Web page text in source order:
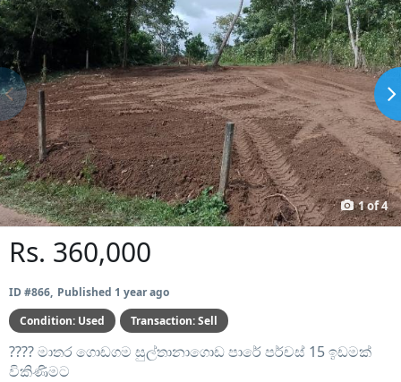
Prev Next
1of4
Rs. 360,000
ID #866 Published 1 year ago
Condition: Used Transaction:Sell
????️ මාතර ගොඩගම සුල්තානාගොඩ පාරේ පර්චස් 15 ඉඩමක්
විකිණිමට